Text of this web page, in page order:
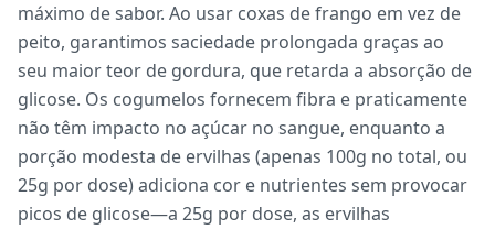
máximo de sabor. Ao usar coxas de frango em vez de
peito, garantimos saciedade prolongada graças ao
seu maior teor de gordura, que retarda a absorção de
glicose. Os cogumelos fornecem fibra e praticamente
não têm impacto no açúcar no sangue, enquanto a
porção modesta de ervilhas (apenas 100g no total, ou
25g por dose) adiciona cor e nutrientes sem provocar
picos de glicose—a 25g por dose, as ervilhas